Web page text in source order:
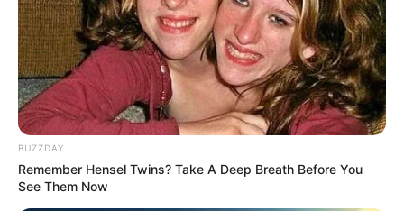
BUZZDAY
Remember Hensel Twins? Take A Deep Breath Before You
See Them Now